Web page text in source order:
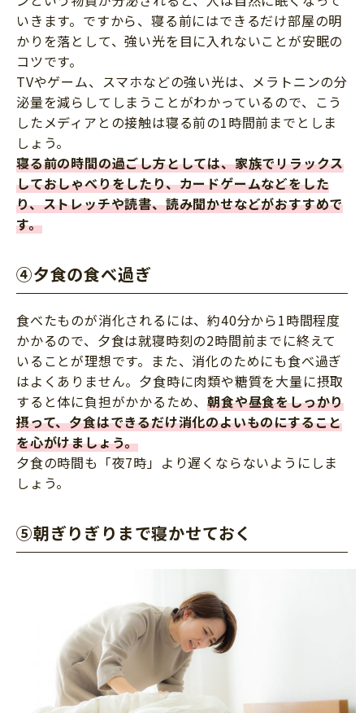
いきます。ですから、寝る前にはできるだけ部屋の明
かりを落として、強い光を目に入れないことが安眠の
コツです。
TVやゲーム、スマホなどの強い光は、メラトニンの分
泌量を減らしてしまうことがわかっているので、こう
したメディアとの接触は寝る前の1時間前までとしま
しょう。
寝る前の時間の過ごし方としては、家族でリラックス
しておしゃべりをしたり、カードゲームなどをした
り、ストレッチや読書、読み聞かせなどがおすすめで
す。
④夕食の食べ過ぎ
食べたものが消化されるには、約40分から1時間程度
かかるので、夕食は就寝時刻の2時間前までに終えて
いることが理想です。また、消化のためにも食べ過ぎ
はよくありません。夕食時に肉類や糖質を大量に摂取
すると体に負担がかかるため、朝食や昼食をしっかり
摂って、夕食はできるだけ消化のよいものにすること
を心がけましょう。
夕食の時間も「夜7時」より遅くならないようにしま
しょう。
⑤朝ぎりぎりまで寝かせておく